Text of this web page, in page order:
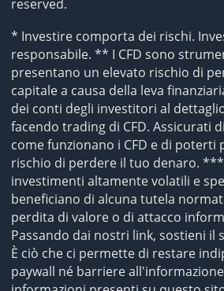
reserved.
* Investire comporta dei rischi.
responsabile. ** I CFD sono
presentano un elevato rischio di
capitale a causa della leva
dei conti degli investitori al
facendo trading di CFD. Assicurati
come funzionano i CFD e di
rischio di perdere il tuo denaro.
investimenti altamente volatili e
beneficiano di alcuna tutela
perdita di valore o di attacco
Passando dai nostri link, sostieni il
È ciò che ci permette di restare
paywall né barriere